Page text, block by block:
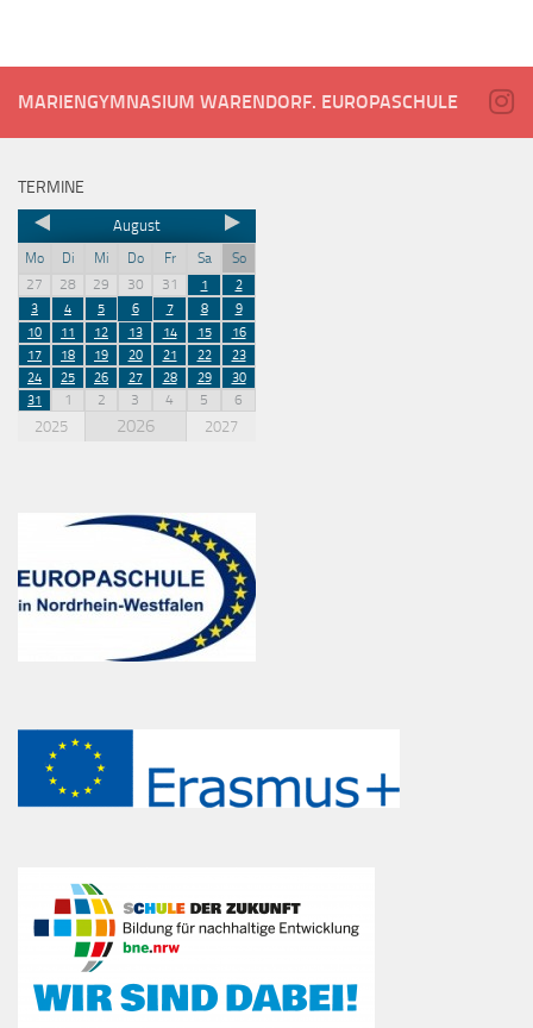
MARIENGYMNASIUM WARENDORF. EUROPASCHULE
TERMINE
August
Mo Di Mi Do Fr Sa
So
27
28 29 30 31 1
2
3
4 5 6 7 8
9
10
11 12 13 14 15
16
17
18 19 20 21 22
23
24
25 26 27 28 29
30
31
1 2 3 4 5 6
2025 2026 2027